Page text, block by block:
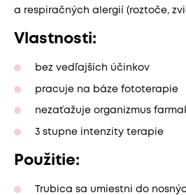
a respiračných alergií (roztoče,
Vlastnosti:
bez vedľajších účinkov
pracuje na báze fototerapie
nezaťažuje organizmus
3 stupne intenzity terapie
Použitie:
Trubica sa umiestni do